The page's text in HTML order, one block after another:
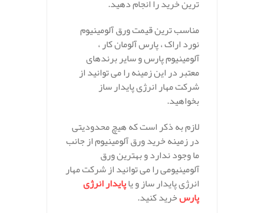
ترین خرید را انجام دهید.
مناسب ترین قیمت ورق آلومينيوم
نورد اراک ، پارس آلومان کار ،
آلومینیوم پارس و سایر برندهای
معتبر در این زمینه را می توانید از
شرکت مهار انرژی پایدار ساز
بخواهید.
لازم به ذکر است که هیچ محدودیتی
در زمینه خرید ورق آلومينيوم از جانب
ما وجود ندارد و بهترین ورق
آلومينيومی را می توانید از شرکت مهار
انرژی پایدار ساز و یاپایدار انرژی
پارسخرید کنید.